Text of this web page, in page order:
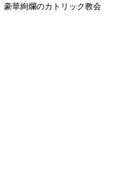
豪華絢爛のカトリック教会